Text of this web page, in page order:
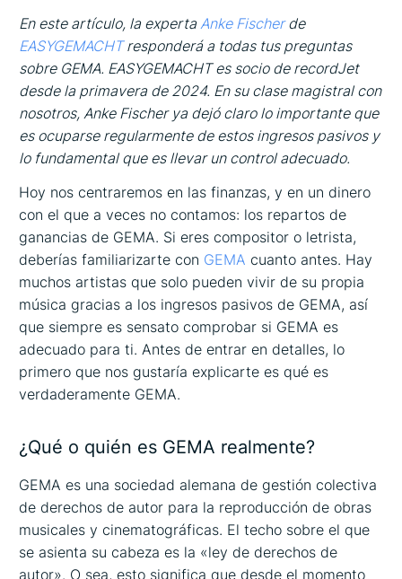
En este artículo, la experta Anke Fischerde
EASYGEMACHTresponderá a todas tus preguntas
sobre GEMA. EASYGEMACHT es socio de recordJet
desde la primavera de 2024. En su clase magistral con
nosotros, Anke Fischer ya dejó claro lo importante que
es ocuparse regularmente de estos ingresos pasivos y
lo fundamental que es llevar un control adecuado.
Hoy nos centraremos en las finanzas, y en un dinero
con el que a veces no contamos: los repartos de
ganancias de GEMA. Si eres compositor o letrista,
deberías familiarizarte con GEMA cuanto antes. Hay
muchos artistas que solo pueden vivir de su propia
música gracias a los ingresos pasivos de GEMA, así
que siempre es sensato comprobar si GEMA es
adecuado para ti. Antes de entrar en detalles, lo
primero que nos gustaría explicarte es qué es
verdaderamente GEMA.
¿Qué o quién es GEMA realmente?
GEMA es una sociedad alemana de gestión colectiva
de derechos de autor para la reproducción de obras
musicales y cinematográficas. El techo sobre el que
se asienta su cabeza es la «ley de derechos de
autor». O sea, esto significa que desde el momento